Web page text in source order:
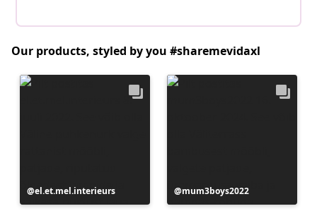
Our products, styled by you #sharemevidaxl
Postitus
avaldatud
el.et.mel.interieurs
Postitus
avaldatud
mum3boys2022